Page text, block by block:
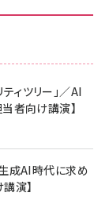
No.2500増刊
タメの矜持／
涼介]
KLMEA128G
17 用 保護フィ
インチ) 対応
HD | 手軽にスト
KLMEA128G
ロゴ - クラ
240W 結束バン
MacBook
トブラック)
ィツリー」／AI
者向け講演】
成AI時代に求め
演】